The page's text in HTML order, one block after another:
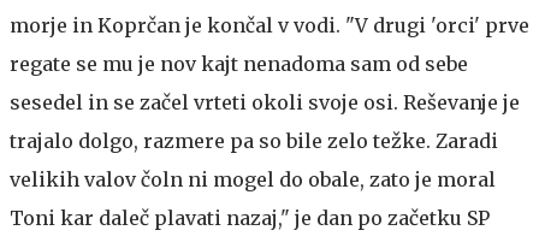
morje in Koprčan je končal v vodi. "V drugi 'orci' prve
regate se mu je nov kajt nenadoma sam od sebe
sesedel in se začel vrteti okoli svoje osi. Reševanje je
trajalo dolgo, razmere pa so bile zelo težke. Zaradi
velikih valov čoln ni mogel do obale, zato je moral
Toni kar daleč plavati nazaj," je dan po začetku SP